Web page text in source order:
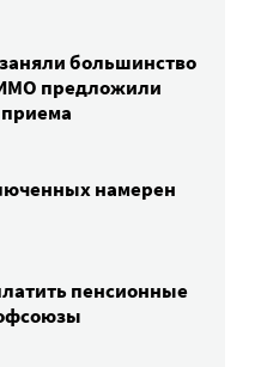
большинство
предложили
намерен
пенсионные